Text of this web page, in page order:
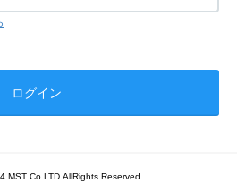
MST Co.LTD.AllRights Reserved